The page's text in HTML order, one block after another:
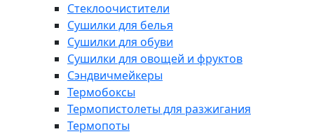
Стеклоочистители
Сушилки для белья
Сушилки для обуви
Сушилки для овощей и фруктов
Сэндвичмейкеры
Термобоксы
Термопистолеты для разжигания
Термопоты